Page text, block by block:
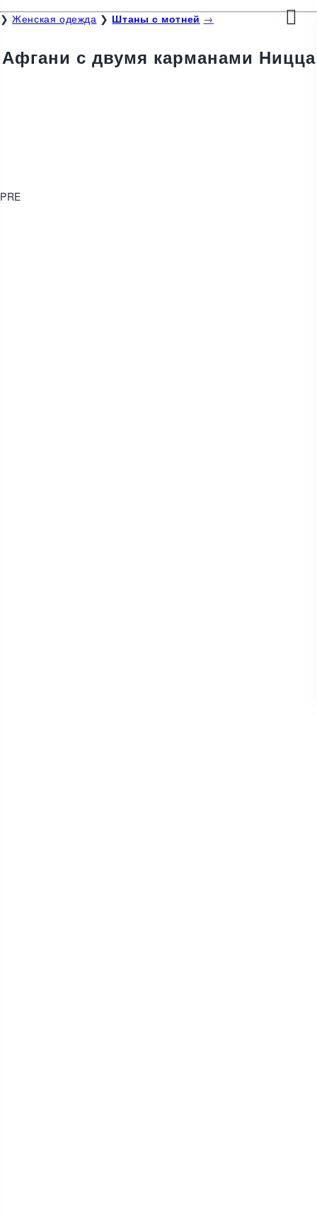
❯ Женская одежда ❯ Штаны с мотней →
Афгани с двумя карманами Ницца
PRE